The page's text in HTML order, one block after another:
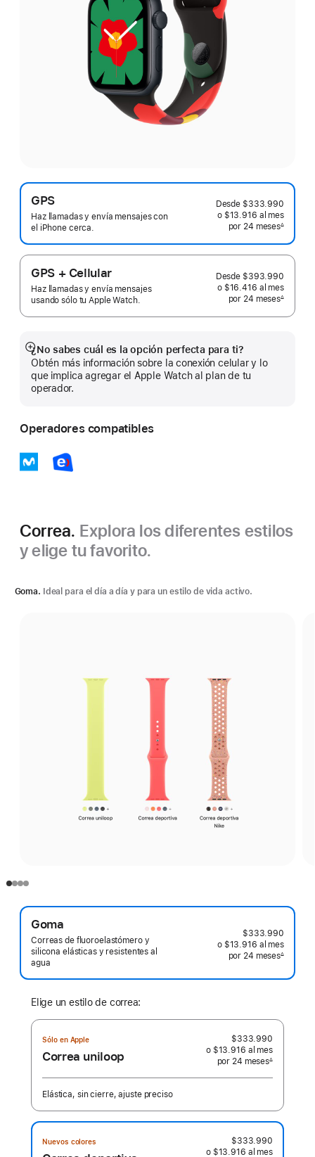
GPS
Haz llamadas y envía mensajes con
el iPhone cerca.
Desde $333.990
o $13.916 al mes
por 24 mesesmeses
Nota a pie de página
∆
GPS + Cellular
Haz llamadas y envía mensajes
usando sólo tu Apple Watch.
Desde $393.990
o $16.416 al mes
por 24 mesesmeses
Nota a pie de página
∆
¿No sabes cuál es la opción perfecta para ti?
Obtén más información sobre la conexión celular y lo
que implica agregar el Apple Watch al plan de tu
operador.
Mostrar
más
Operadores compatibles
Correa. Explora los diferentes estilos
y elige tu favorito.
Goma. Ideal para el día a día y para un estilo de vida activo.
Goma
Correas de fluoroelastómero y
silicona elásticas y resistentes al
agua
$333.990
o $13.916 al mes
por 24 mesesmeses
Nota a pie de página
∆
Elige un estilo de correa:
Sólo en Apple
Correa uniloop
$333.990
o $13.916 al mes
por 24 mesesmeses
Nota a pie de página
∆
Elástica, sin cierre, ajuste preciso
Nuevos colores
$333.990
o $13.916 al mes